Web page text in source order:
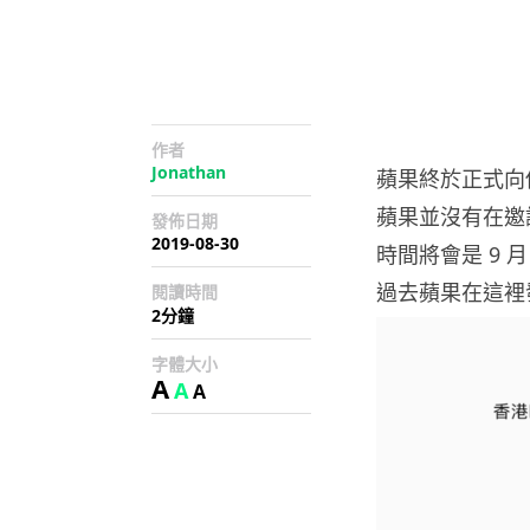
作者
Jonathan
發佈日期
2019-08-30
閱讀時間
2分鐘
字體大小
AAA
蘋果終於正式
蘋果並沒有在
時間將會是 9
過去蘋果在這